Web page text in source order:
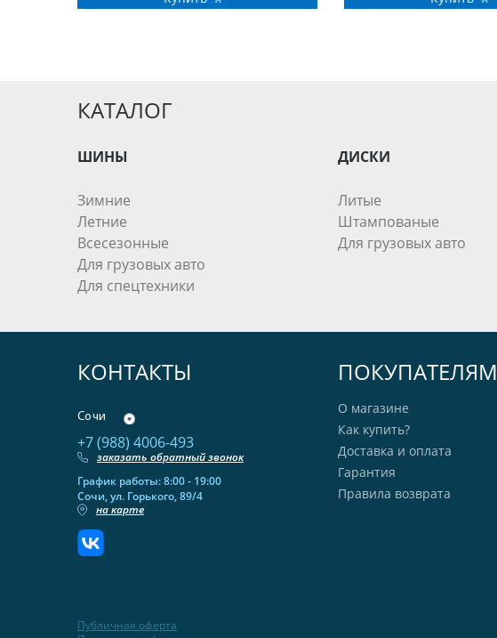
КАТАЛОГ
ШИНЫ
Зимние
Летние
Всесезонные
Для грузовых авто
Для спецтехники
ДИСКИ
Литые
Штампованые
Для грузовых авто
КОНТАКТЫ
Сочи
+7 (988) 4006-493
заказать обратный звонок
График работы: 8:00 - 19:00
Сочи, ул. Горького, 89/4
на карте
ПОКУПАТЕЛЯМ
О магазине
Как купить?
Доставка и оплата
Гарантия
Правила возврата
Публичная оферта